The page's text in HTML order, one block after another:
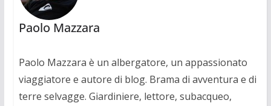
Paolo Mazzara
Paolo Mazzara è un albergatore, un appassionato
viaggiatore e autore di blog. Brama di avventura e di
terre selvagge. Giardiniere, lettore, subacqueo,